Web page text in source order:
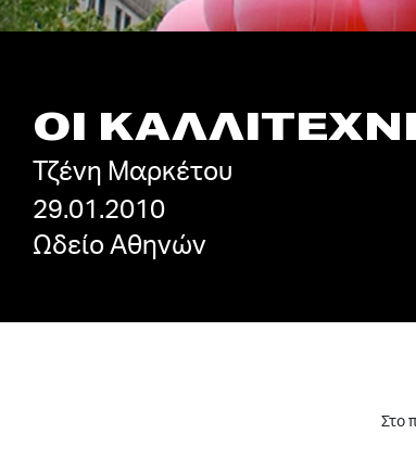
ΟΙ
Τζένη Μαρκέτου
29.01.2010
Ωδείο Αθηνών
Στο